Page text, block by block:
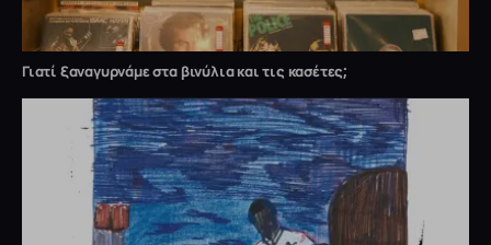
Γιατί ξαναγυρνάμε στα βινύλια και τις κασέτες;